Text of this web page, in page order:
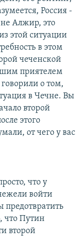
Россия -
Алжир, это
этой ситуации
в этом
чеченской
приятелем
о том,
в Чечне. Вы
второй
этого
от чего у вас
что у
войти
предотвратить
что Путин
второй